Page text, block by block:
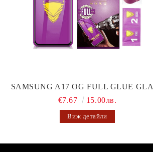
SAMSUNG A17 OG FULL GLUE
€7.67
15.00лв.
Виж детайли